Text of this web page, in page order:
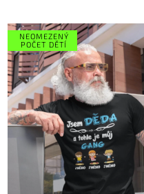
NEOMEZENÝ
POČET DĚTÍ